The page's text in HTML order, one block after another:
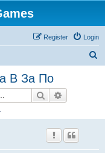
Login
Register
В За По
Search